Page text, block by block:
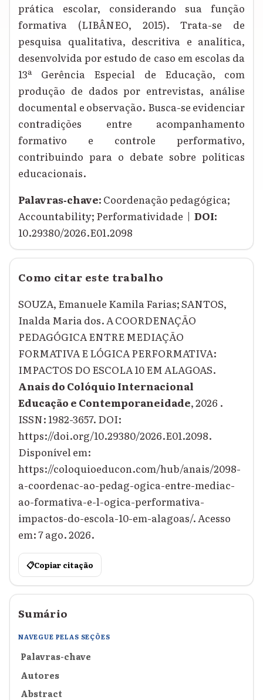
prática escolar, considerando sua função
formativa (LIBÂNEO, 2015). Trata-se de
pesquisa qualitativa, descritiva e analítica,
desenvolvida por estudo de caso em escolas da
13ª Gerência Especial de Educação, com
produção de dados por entrevistas, análise
documental e observação. Busca-se evidenciar
contradições entre acompanhamento
formativo e controle performativo,
contribuindo para o debate sobre políticas
educacionais.
Palavras‑chave: Coordenação pedagógica;
Accountability; Performatividade | DOI:
10.29380/2026.E01.2098
Como citar este trabalho
SOUZA, Emanuele Kamila Farias; SANTOS,
Inalda Maria dos. A COORDENAÇÃO
PEDAGÓGICA ENTRE MEDIAÇÃO
FORMATIVA E LÓGICA PERFORMATIVA:
IMPACTOS DO ESCOLA 10 EM ALAGOAS.
Anais do Colóquio Internacional
Educação e Contemporaneidade, 2026 .
ISSN: 1982-3657. DOI:
https://doi.org/10.29380/2026.E01.2098.
Disponível em:
https://coloquioeducon.com/hub/anais/2098-
a-coordenac-ao-pedag-ogica-entre-mediac-
ao-formativa-e-l-ogica-performativa-
impactos-do-escola-10-em-alagoas/. Acesso
em: 7 ago. 2026.
📋Copiar citação
Sumário
NAVEGUE PELAS SEÇÕES
Palavras-chave
Autores
Abstract